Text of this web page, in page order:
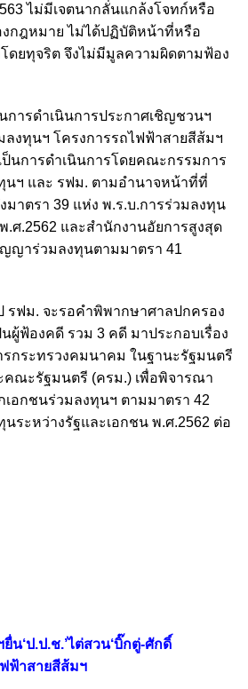
ไม่มีเจตนากลั่นแกล้งโจทก์หรือ
กฎหมาย ไม่ได้ปฏิบัติหน้าที่หรือ
ดยทุจริต จึงไม่มีมูลความผิดตามฟ้อง
การดำเนินการประกาศเชิญชวนฯ
ลงทุนฯ โครงการรถไฟฟ้าสายสีส้มฯ
นการดำเนินการโดยคณะกรรมการ
นฯ และ รฟม. ตามอำนาจหน้าที่ที่
มาตรา 39 แห่ง พ.ร.บ.การร่วมลงทุน
.ศ.2562 และสำนักงานอัยการสูงสุด
ญาร่วมลงทุนตามมาตรา 41
รฟม. จะรอคำพิพากษาศาลปกครอง
ผู้ฟ้องคดี รวม 3 คดี มาประกอบเรื่อง
รกระทรวงคมนาคม ในฐานะรัฐมนตรี
คณะรัฐมนตรี (ครม.) เพื่อพิจารณา
เอกชนร่วมลงทุนฯ ตามมาตรา 42
ระหว่างรัฐและเอกชน พ.ศ.2562 ต่อ
น‘ป.ป.ช.’ไต่สวน‘บิ๊กตู่-ศักดิ์
ฟ้าสายสีส้มฯ